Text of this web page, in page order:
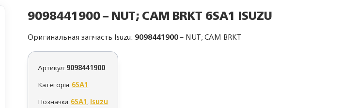
9098441900 – NUT; CAM BRKT 6SA1 ISUZU
Оригинальная запчасть Isuzu: 9098441900– NUT; CAM BRKT
Артикул:9098441900
Категорія:6SA1
Позначки:6SA1,Isuzu